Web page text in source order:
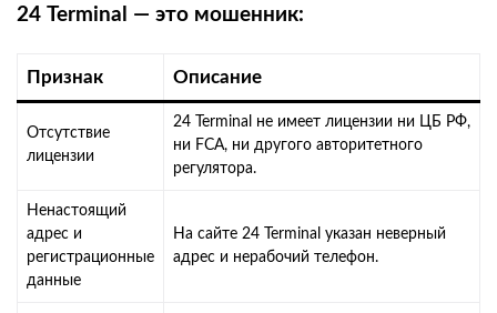
24 Terminal — это мошенник:
Признак Описание
Отсутствие
лицензии
24 Terminal не имеет лицензии ни ЦБ РФ,
ни FCA, ни другого авторитетного
регулятора.
Ненастоящий
адрес и
регистрационные
данные
На сайте 24 Terminal указан неверный
адрес и нерабочий телефон.